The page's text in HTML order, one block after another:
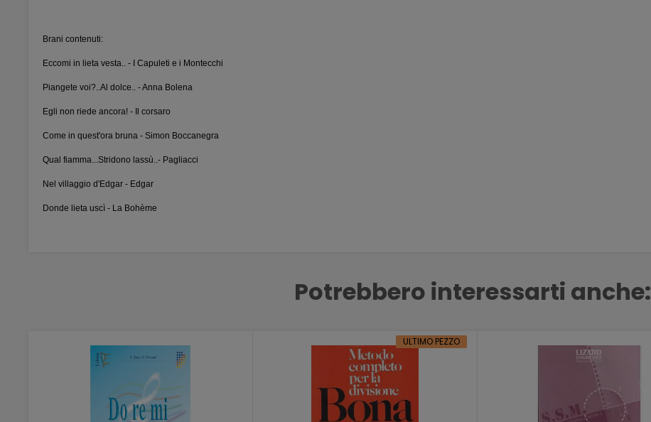
Brani contenuti:
Eccomi in lieta vesta.. - I Capuleti e i Montecchi
Piangete voi?..Al dolce.. - Anna Bolena
Egli non riede ancora! - Il corsaro
Come in quest'ora bruna - Simon Boccanegra
Qual fiamma...Stridono lassù..- Pagliacci
Nel villaggio d'Edgar - Edgar
Donde lieta uscì - La Bohème
Potrebbero interessarti anche:
ULTIMO PEZZO